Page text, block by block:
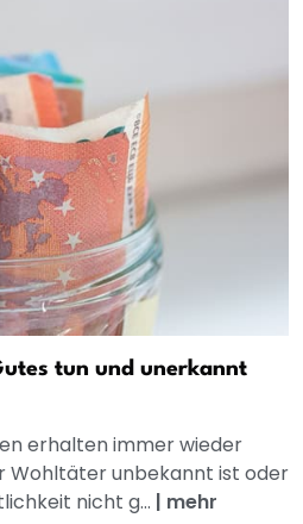
tun und unerkannt
erhalten immer wieder
Wohltäter unbekannt ist oder
nicht g... | mehr